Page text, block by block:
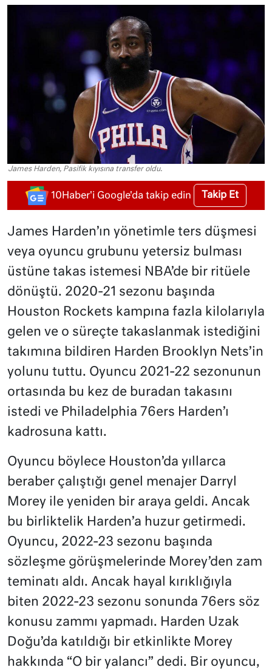
James Harden, Pasifik kıyısına transfer oldu.
10Haber'i Google'da takip edin Takip Et
James Harden’ın yönetimle ters düşmesi
veya oyuncu grubunu yetersiz bulması
üstüne takas istemesi NBA’de bir ritüele
dönüştü. 2020-21 sezonu başında
Houston Rockets kampına fazla kilolarıyla
gelen ve o süreçte takaslanmak istediğini
takımına bildiren Harden Brooklyn Nets’in
yolunu tuttu. Oyuncu 2021-22 sezonunun
ortasında bu kez de buradan takasını
istedi ve Philadelphia 76ers Harden’ı
kadrosuna kattı.
Oyuncu böylece Houston’da yıllarca
beraber çalıştığı genel menajer Darryl
Morey ile yeniden bir araya geldi. Ancak
bu birliktelik Harden’a huzur getirmedi.
Oyuncu, 2022-23 sezonu başında
sözleşme görüşmelerinde Morey’den zam
teminatı aldı. Ancak hayal kırıklığıyla
biten 2022-23 sezonu sonunda 76ers söz
konusu zammı yapmadı. Harden Uzak
Doğu’da katıldığı bir etkinlikte Morey
hakkında “O bir yalancı” dedi. Bir oyuncu,